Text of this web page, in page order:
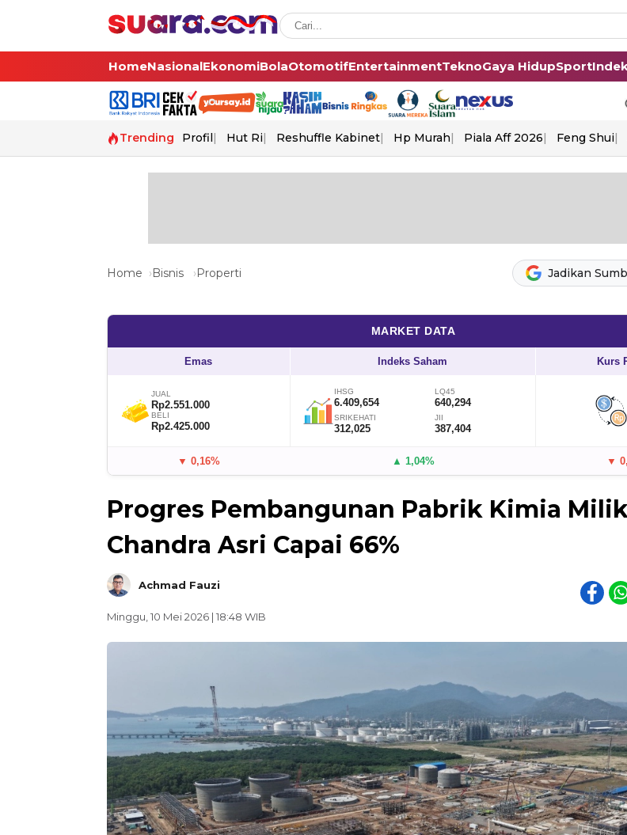
HomeNasionalEkonomiBolaOtomotifEntertainmentTeknoGaya HidupSport
Trending Profil Hut Ri Reshuffle Kabinet Hp Murah Piala Aff 2026 Feng Shui
Home Bisnis Properti Jadikan
MARKET DATA
Emas Indeks Saham Kurs
JUAL
Rp2.551.000
BELI
Rp2.425.000
IHSG
6.409,654
LQ45
640,294
SRIKEHATI
312,025
JII
387,404
▼ 0,16% ▲ 1,04% ▼
Progres Pembangunan Pabrik Kimia
Chandra Asri Capai 66%
Achmad Fauzi
Minggu, 10 Mei 2026 | 18:48 WIB